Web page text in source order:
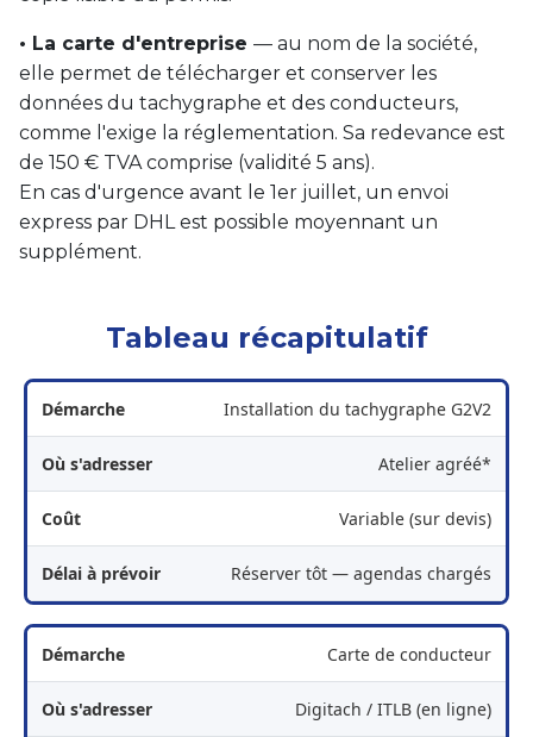
• La carte d'entreprise — au nom de la société,
elle permet de télécharger et conserver les
données du tachygraphe et des conducteurs,
comme l'exige la réglementation. Sa redevance est
de 150 € TVA comprise (validité 5 ans).
En cas d'urgence avant le 1er juillet, un envoi
express par DHL est possible moyennant un
supplément.
Tableau récapitulatif
Installation du tachygraphe G2V2
Atelier agréé*
Variable (sur devis)
Réserver tôt — agendas chargés
Carte de conducteur
Digitach / ITLB (en ligne)